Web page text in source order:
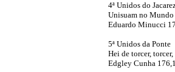
4ª Unidos do
Unisuam no Mundo
Eduardo Minucci
5ª Unidos da Ponte
Hei de torcer,
Edgley Cunha 176,1